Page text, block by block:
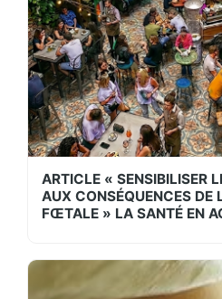
ARTICLE « SENSIBILISER
AUX CONSÉQUENCES DE
FŒTALE » LA SANTÉ EN